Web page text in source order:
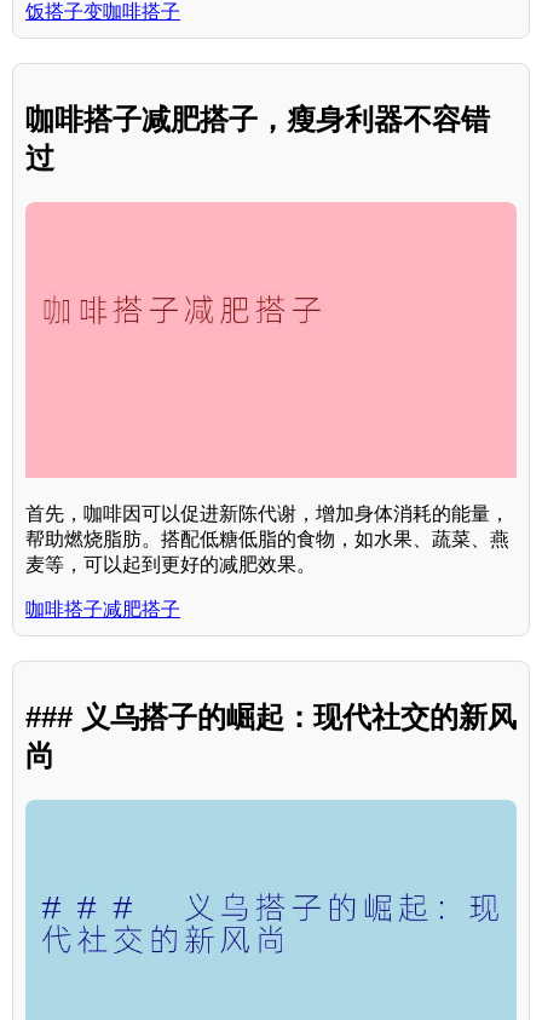
饭搭子变咖啡搭子
咖啡搭子减肥搭子，瘦身利器不容错
过
首先，咖啡因可以促进新陈代谢，增加身体消耗的能量，
帮助燃烧脂肪。搭配低糖低脂的食物，如水果、蔬菜、燕
麦等，可以起到更好的减肥效果。
咖啡搭子减肥搭子
### 义乌搭子的崛起：现代社交的新风
尚